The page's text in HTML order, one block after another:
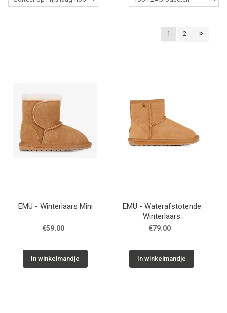
Onze merken
Breng ons een bezoekje!
Contact
Over ons
1 2
EMU - Winterlaars Mini
€59.00
In winkelmandje
EMU - Waterafstotende
Winterlaars
€79.00
In winkelmandje